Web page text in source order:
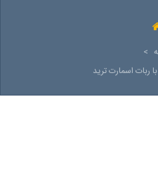
>
ربات اسمارت ترید